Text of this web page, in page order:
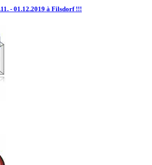
- 01.12.2019 à Filsdorf !!!